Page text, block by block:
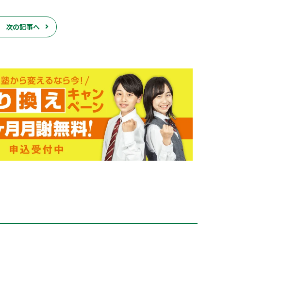
次の記事へ